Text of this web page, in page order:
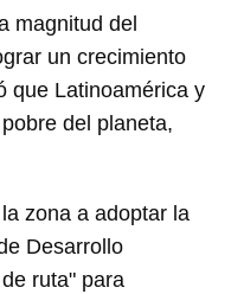
magnitud del
un crecimiento
que Latinoamérica y
del planeta,
zona a adoptar la
Desarrollo
ruta" para